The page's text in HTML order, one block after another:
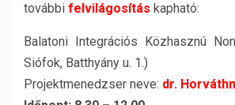
további felvilágosítás kapható:
Balatoni Integrációs Közhasznú
Siófok, Batthyány u. 1.)
Projektmenedzser neve: dr.